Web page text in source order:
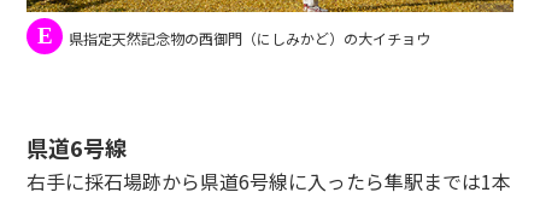
E 県指定天然記念物の西御門（にしみかど）の大イチョウ
県道6号線
右手に採石場跡から県道6号線に入ったら隼駅までは1本